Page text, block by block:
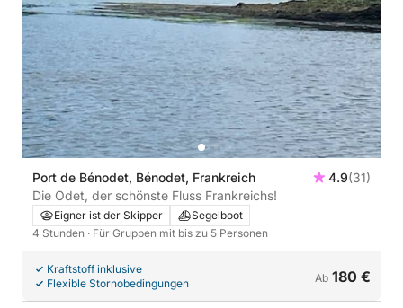
Port de Bénodet, Bénodet, Frankreich 4.9(31)
Die Odet, der schönste Fluss Frankreichs!
Eigner ist der Skipper
Segelboot
4 Stunden · Für Gruppen mit bis zu 5 Personen
Kraftstoff inklusive
Flexible Stornobedingungen
Ab 180 €